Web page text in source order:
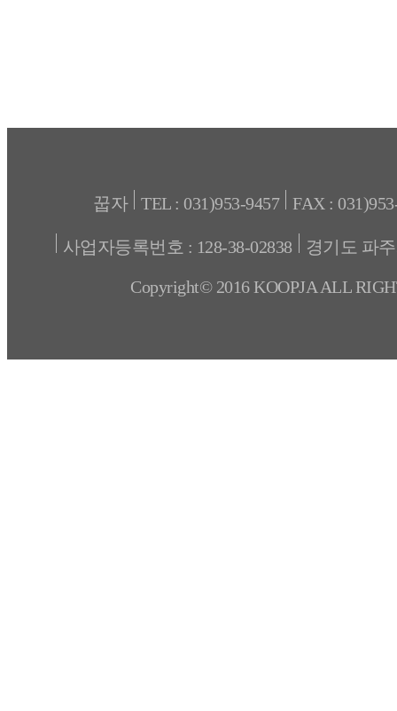
꿉자 TEL : 031)953-9457 FAX :
사업자등록번호 : 128-38-02838 경기도 파
Copyright© 2016 KOOPJA ALL